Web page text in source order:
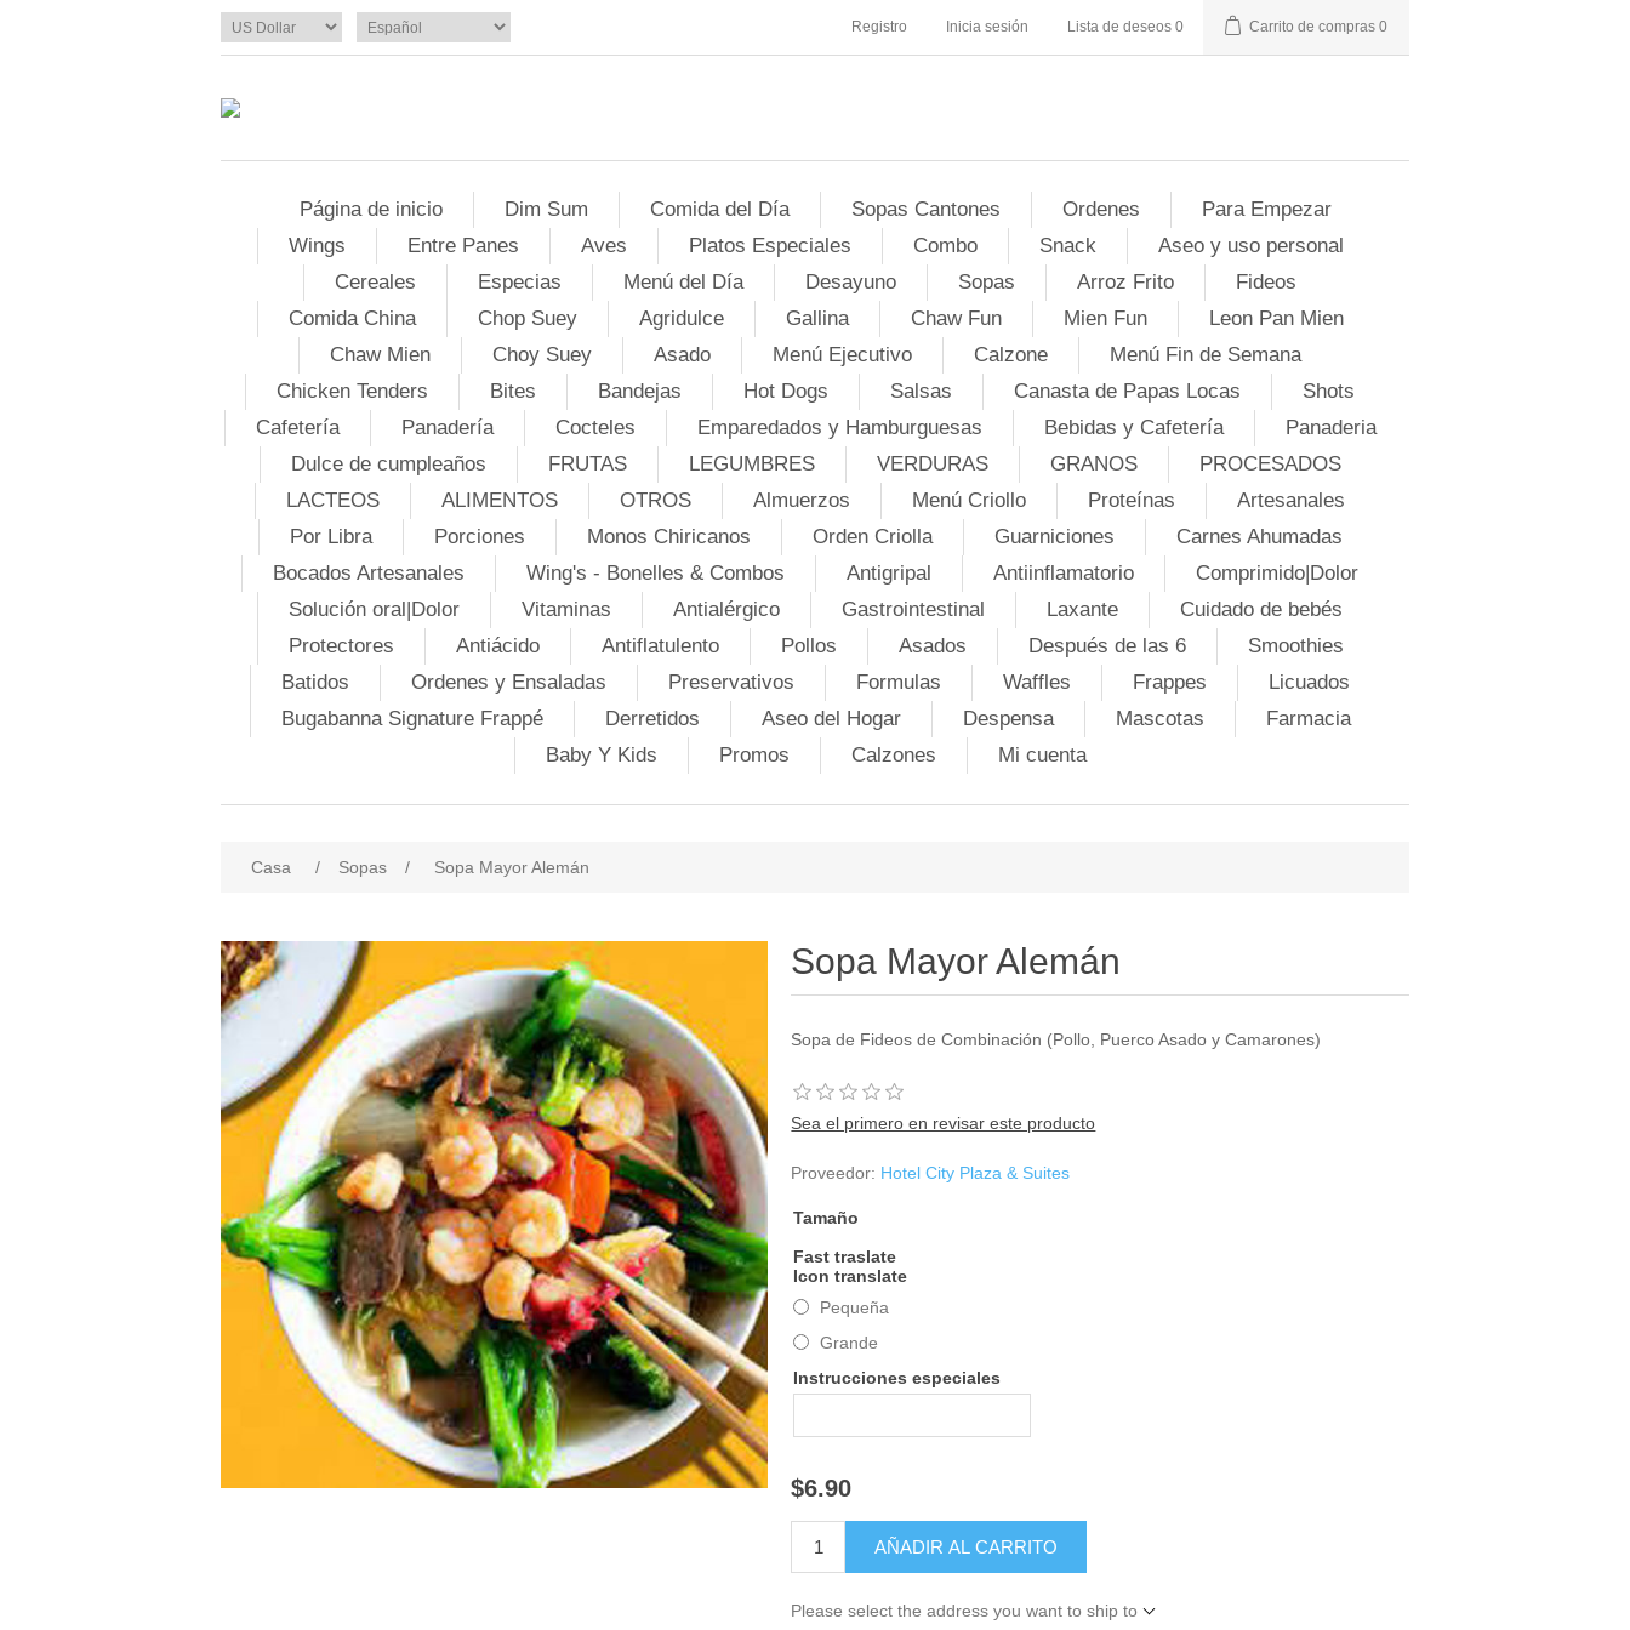
Registro Inicia sesión Lista de deseos 0 Carrito de compras 0
Página de inicio Dim Sum Comida del Día Sopas Cantones Ordenes
Para Empezar
Wings
Entre Panes Aves Platos Especiales Combo Snack
Aseo y uso personal
Cereales
Especias Menú del Día Desayuno Sopas Arroz Frito
Fideos
Comida China
Chop Suey Agridulce Gallina Chaw Fun Mien Fun
Leon Pan Mien
Chaw Mien
Choy Suey Asado Menú Ejecutivo Calzone
Menú Fin de Semana
Chicken Tenders
Bites Bandejas Hot Dogs Salsas Canasta de Papas Locas
Shots
Cafetería
Panadería Cocteles Emparedados y Hamburguesas Bebidas y Cafetería
Panaderia
Dulce de cumpleaños
FRUTAS LEGUMBRES VERDURAS GRANOS
PROCESADOS
LACTEOS
ALIMENTOS OTROS Almuerzos Menú Criollo Proteínas
Artesanales
Por Libra
Porciones Monos Chiricanos Orden Criolla Guarniciones
Carnes Ahumadas
Bocados Artesanales
Wing's - Bonelles & Combos Antigripal Antiinflamatorio
Comprimido|Dolor
Solución oral|Dolor
Vitaminas Antialérgico Gastrointestinal Laxante
Cuidado de bebés
Protectores
Antiácido Antiflatulento Pollos Asados Después de las 6
Smoothies
Batidos
Ordenes y Ensaladas Preservativos Formulas Waffles Frappes
Licuados
Bugabanna Signature Frappé
Derretidos Aseo del Hogar Despensa Mascotas
Farmacia
Baby Y Kids
Promos Calzones Mi cuenta
Casa / Sopas / Sopa Mayor Alemán
Sopa Mayor Alemán
Sopa de Fideos de Combinación (Pollo, Puerco Asado y Camarones)
Sea el primero en revisar este producto
Proveedor: Hotel City Plaza & Suites
Tamaño
Fast traslate
Icon translate
Pequeña
Grande
Instrucciones especiales
$6.90
Please select the address you want to ship to